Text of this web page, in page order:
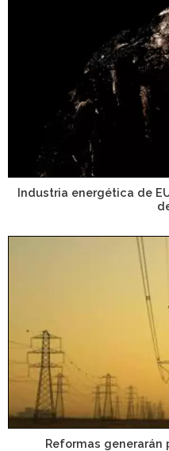
Industria energética de
Reformas generarán